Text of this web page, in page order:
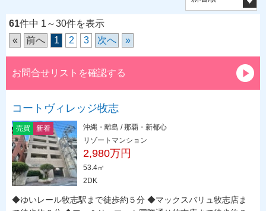
61件中 1～30件を表示
«
前へ 1 2 3 次へ »
お問合せリストを確認する
コートヴィレッジ牧志
売買 新着
沖縄・離島 / 那覇・新都心
リゾートマンション
2,980万円
53.4㎡
2DK
◆ゆいレール牧志駅まで徒歩約５分 ◆マックスバリュ牧志店ま